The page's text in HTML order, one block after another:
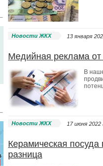
Новости ЖКХ 13 января
Медийная реклама
В
Новости ЖКХ 17 июня 2022
Керамическая
разница